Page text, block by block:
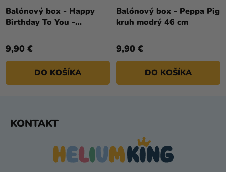
Balónový box - Happy
Birthday To You -
9,90 €
DO KOŠÍKA
Balónový box - Peppa Pig
kruh modrý 46 cm
9,90 €
DO KOŠÍKA
KONTAKT